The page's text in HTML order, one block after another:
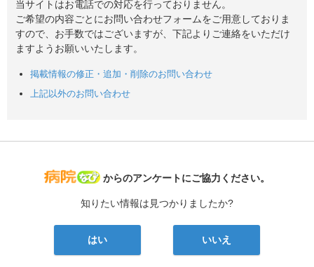
当サイトはお電話での対応を行っておりません。
ご希望の内容ごとにお問い合わせフォームをご用意しておりま
すので、お手数ではございますが、下記よりご連絡をいただけ
ますようお願いいたします。
掲載情報の修正・追加・削除のお問い合わせ
上記以外のお問い合わせ
病院なび
からのアンケートにご協力ください。
知りたい情報は見つかりましたか?
はい いいえ